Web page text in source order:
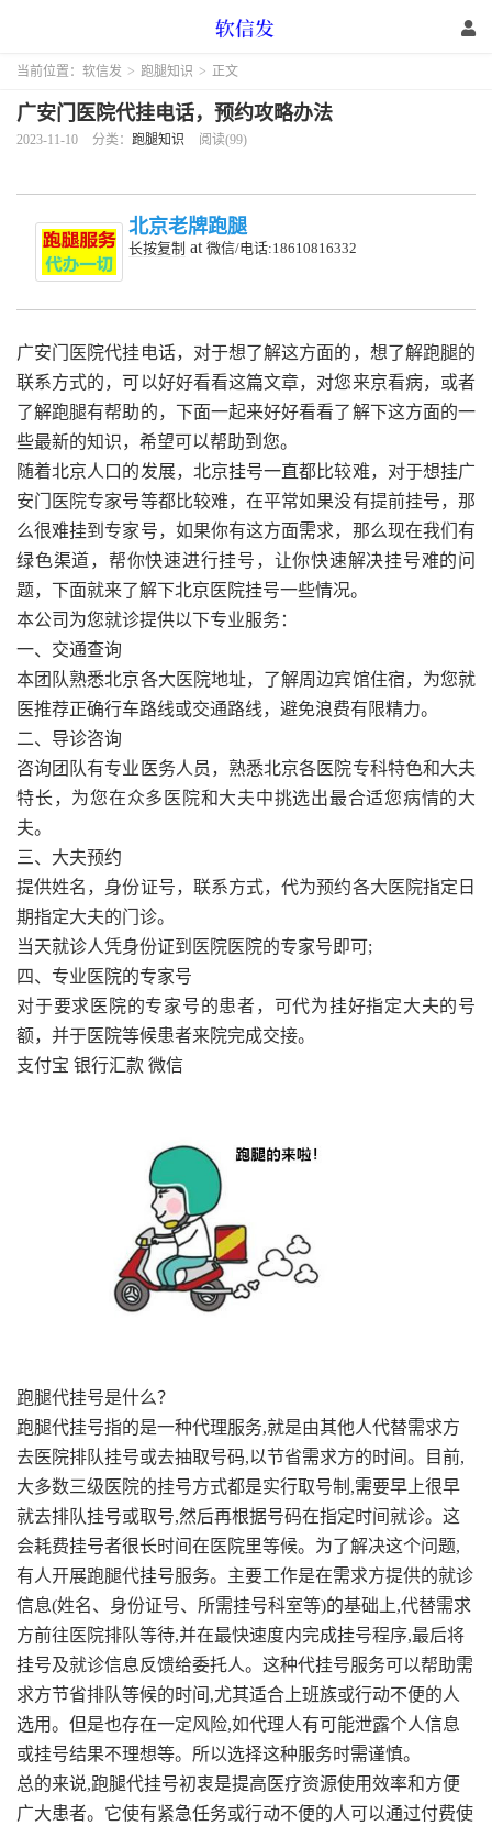
当前位置： 软信发 > 跑腿知识 > 正文
广安门医院代挂电话，预约攻略办法
2023-11-10 分类： 跑腿知识 阅读(99)
北京老牌跑腿
长按复制 at 微信/电话:18610816332
广安门医院代挂电话，对于想了解这方面的，想了解跑腿的
联系方式的，可以好好看看这篇文章，对您来京看病，或者
了解跑腿有帮助的，下面一起来好好看看了解下这方面的一
些最新的知识，希望可以帮助到您。
随着北京人口的发展，北京挂号一直都比较难，对于想挂广
安门医院专家号等都比较难，在平常如果没有提前挂号，那
么很难挂到专家号，如果你有这方面需求，那么现在我们有
绿色渠道，帮你快速进行挂号，让你快速解决挂号难的问
题，下面就来了解下北京医院挂号一些情况。
本公司为您就诊提供以下专业服务：
一、交通查询
本团队熟悉北京各大医院地址，了解周边宾馆住宿，为您就
医推荐正确行车路线或交通路线，避免浪费有限精力。
二、导诊咨询
咨询团队有专业医务人员，熟悉北京各医院专科特色和大夫
特长，为您在众多医院和大夫中挑选出最合适您病情的大
夫。
三、大夫预约
提供姓名，身份证号，联系方式，代为预约各大医院指定日
期指定大夫的门诊。
当天就诊人凭身份证到医院医院的专家号即可;
四、专业医院的专家号
对于要求医院的专家号的患者，可代为挂好指定大夫的号
额，并于医院等候患者来院完成交接。
支付宝 银行汇款 微信
跑腿代挂号是什么？
跑腿代挂号指的是一种代理服务,就是由其他人代替需求方
去医院排队挂号或去抽取号码,以节省需求方的时间。目前,
大多数三级医院的挂号方式都是实行取号制,需要早上很早
就去排队挂号或取号,然后再根据号码在指定时间就诊。这
会耗费挂号者很长时间在医院里等候。为了解决这个问题,
有人开展跑腿代挂号服务。主要工作是在需求方提供的就诊
信息(姓名、身份证号、所需挂号科室等)的基础上,代替需求
方前往医院排队等待,并在最快速度内完成挂号程序,最后将
挂号及就诊信息反馈给委托人。这种代挂号服务可以帮助需
求方节省排队等候的时间,尤其适合上班族或行动不便的人
选用。但是也存在一定风险,如代理人有可能泄露个人信息
或挂号结果不理想等。所以选择这种服务时需谨慎。
总的来说,跑腿代挂号初衷是提高医疗资源使用效率和方便
广大患者。它使有紧急任务或行动不便的人可以通过付费使